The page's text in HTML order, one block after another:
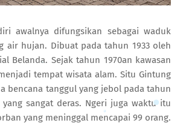
awalnya difungsikan sebagai waduk
air hujan. Dibuat pada tahun 1933 oleh
Belanda. Sejak tahun 1970an kawasan
tempat wisata alam. Situ Gintung
bencana tanggul yang jebol pada tahun
sangat deras. Ngeri juga waktu itu
yang meninggal mencapai 99 orang.